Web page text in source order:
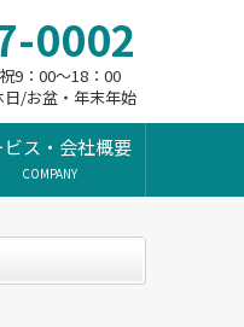
0002
9：00～18：00
日/お盆・年末年始
ビス・会社概要
COMPANY